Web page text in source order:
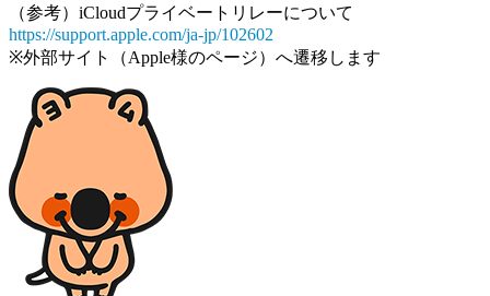
（参考）iCloudプライベートリレーについて
https://support.apple.com/ja-jp/102602
※外部サイト（Apple様のページ）へ遷移します